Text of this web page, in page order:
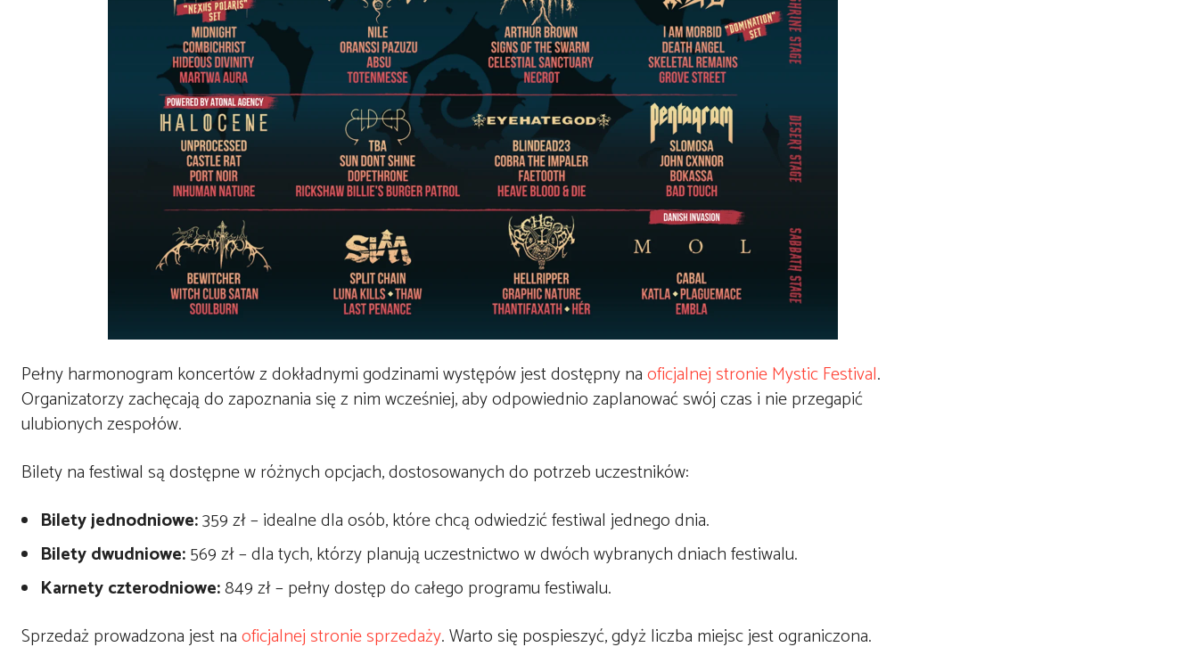
Pełny harmonogram koncertów z dokładnymi godzinami występów jest dostępny naoficjalnej stronie Mystic Festival.
Organizatorzy zachęcają do zapoznania się z nim wcześniej, aby odpowiednio zaplanować swój czas i nie przegapić
ulubionych zespołów.
Bilety na festiwal są dostępne w różnych opcjach, dostosowanych do potrzeb uczestników:
Bilety jednodniowe:359 zł – idealne dla osób, które chcą odwiedzić festiwal jednego dnia.
Bilety dwudniowe:569 zł – dla tych, którzy planują uczestnictwo w dwóch wybranych dniach festiwalu.
Karnety czterodniowe:849 zł – pełny dostęp do całego programu festiwalu.
Sprzedaż prowadzona jest naoficjalnej stronie sprzedaży. Warto się pospieszyć, gdyż liczba miejsc jest ograniczona.